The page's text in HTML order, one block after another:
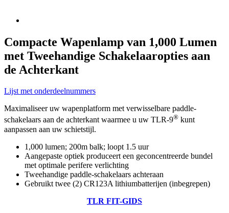
Compacte Wapenlamp van 1,000 Lumen
met Tweehandige Schakelaaropties aan
de Achterkant
Lijst met onderdeelnummers
Maximaliseer uw wapenplatform met verwisselbare paddle-
schakelaars aan de achterkant waarmee u uw TLR-9® kunt
aanpassen aan uw schietstijl.
1,000 lumen; 200m balk; loopt 1.5 uur
Aangepaste optiek produceert een geconcentreerde bundel
met optimale perifere verlichting
Tweehandige paddle-schakelaars achteraan
Gebruikt twee (2) CR123A lithiumbatterijen (inbegrepen)
TLR FIT-GIDS